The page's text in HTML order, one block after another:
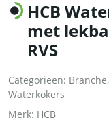
HCB
met
RVS
Categorieën: Branche,
Waterkokers
Merk: HCB